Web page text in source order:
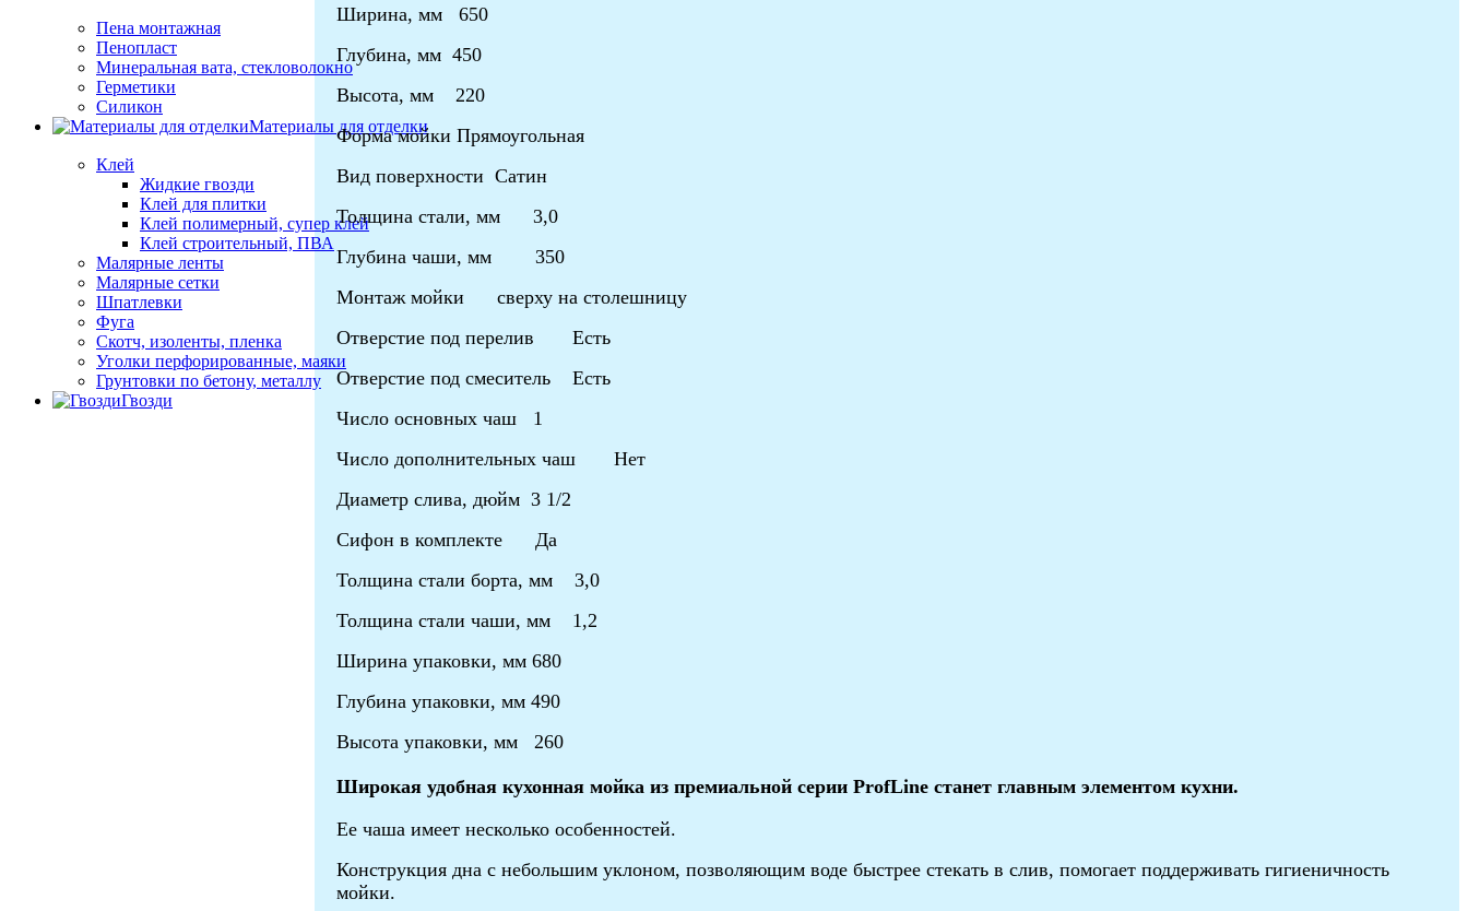
Пена монтажная
Пенопласт
Минеральная вата, стекловолокно
Герметики
Силикон
Материалы для отделки
Клей
Жидкие гвозди
Клей для плитки
Клей полимерный, супер клей
Клей строительный, ПВА
Малярные ленты
Малярные сетки
Шпатлевки
Фуга
Скотч, изоленты, пленка
Уголки перфорированные, маяки
Грунтовки по бетону, металлу
Гвозди
Ширина, мм 650
Глубина, мм 450
Высота, мм 220
Форма мойки Прямоугольная
Вид поверхности Сатин
Толщина стали, мм 3,0
Глубина чаши, мм 350
Монтаж мойки сверху на столешницу
Отверстие под перелив Есть
Отверстие под смеситель Есть
Число основных чаш 1
Число дополнительных чаш Нет
Диаметр слива, дюйм 3 1/2
Сифон в комплекте Да
Толщина стали борта, мм 3,0
Толщина стали чаши, мм 1,2
Ширина упаковки, мм 680
Глубина упаковки, мм 490
Высота упаковки, мм 260
Широкая удобная кухонная мойка из премиальной серии ProfLine станет главным элементом кухни.
Ее чаша имеет несколько особенностей.
Конструкция дна с небольшим уклоном, позволяющим воде быстрее стекать в слив, помогает поддерживать гигиеничность
мойки.